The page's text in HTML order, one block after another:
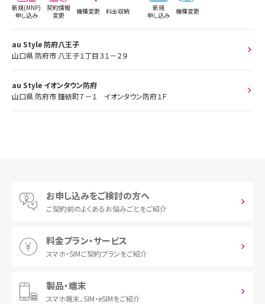
新規(MNP)
申し込み
契約情報
変更
機種変更 料金収納
新規
申し込み
機種変更
au Style 防府八王子
山口県 防府市 八王子１丁目３１－２９
au Style イオンタウン防府
山口県 防府市 鐘紡町７－１ イオンタウン防府１Ｆ
お申し込みをご検討の方へ
ご契約前のよくあるお悩みごとをご紹介
料金プラン・サービス
スマホ・SIMご契約プランをご紹介
製品・端末
スマホ端末、SIM・eSIMをご紹介